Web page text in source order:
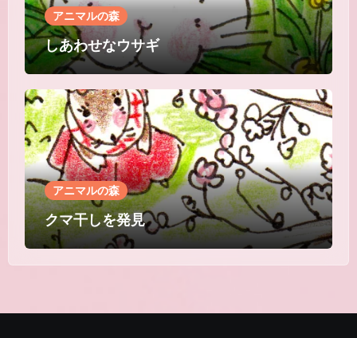
アニマルの森
しあわせなウサギ
アニマルの森
クマ干しを発見